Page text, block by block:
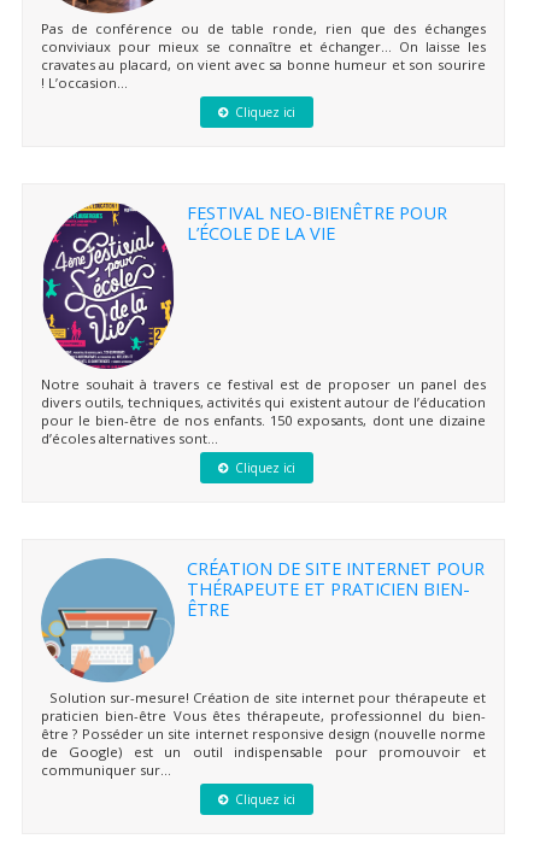
Pas de conférence ou de table ronde, rien que des échanges
conviviaux pour mieux se connaître et échanger… On laisse les
cravates au placard, on vient avec sa bonne humeur et son sourire
! L’occasion...
Cliquez ici
FESTIVAL NEO-BIENÊTRE POUR
L’ÉCOLE DE LA VIE
Notre souhait à travers ce festival est de proposer un panel des
divers outils, techniques, activités qui existent autour de l’éducation
pour le bien-être de nos enfants. 150 exposants, dont une dizaine
d’écoles alternatives sont...
Cliquez ici
CRÉATION DE SITE INTERNET POUR
THÉRAPEUTE ET PRATICIEN BIEN-
ÊTRE
Solution sur-mesure! Création de site internet pour thérapeute et
praticien bien-être Vous êtes thérapeute, professionnel du bien-
être ? Posséder un site internet responsive design (nouvelle norme
de Google) est un outil indispensable pour promouvoir et
communiquer sur...
Cliquez ici